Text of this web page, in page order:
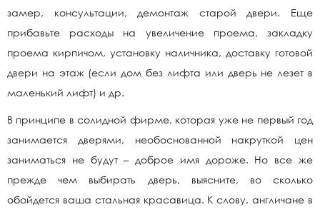
замер, консультации, демонтаж старой двери. Еще
прибавьте расходы на увеличение проема, закладку
проема кирпичом, установку наличника, доставку готовой
двери на этаж (если дом без лифта или дверь не лезет в
маленький лифт) и др.
В принципе в солидной фирме, которая уже не первый год
занимается дверями, необоснованной накруткой цен
заниматься не будут – доброе имя дороже. Но все же
прежде чем выбирать дверь, выясните, во сколько
обойдется ваша стальная красавица. К слову, англичане в